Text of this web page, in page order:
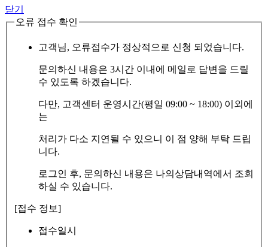
닫기
오류 접수 확인
고객님, 오류접수가 정상적으로 신청 되었습니다.
문의하신 내용은 3시간 이내에 메일로 답변을 드릴
수 있도록 하겠습니다.
다만, 고객센터 운영시간(평일 09:00 ~ 18:00) 이외에
는
처리가 다소 지연될 수 있으니 이 점 양해 부탁 드립
니다.
로그인 후, 문의하신 내용은 나의상담내역에서 조회
하실 수 있습니다.
[접수 정보]
접수일시